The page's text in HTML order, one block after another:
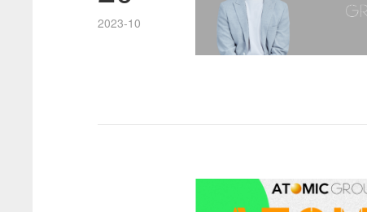
2023-10